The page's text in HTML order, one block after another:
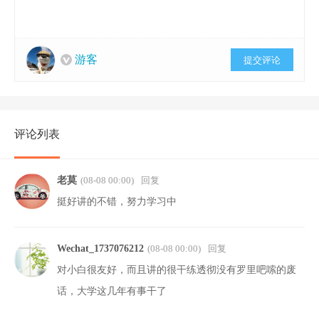
游客 提交评论
评论列表
老莫 (08-08 00:00)
回复
挺好讲的不错，努力学习中
Wechat_1737076212 (08-08 00:00)
回复
对小白很友好，而且讲的很干练透彻没有罗里吧嗦的废
话，大学这几年有事干了